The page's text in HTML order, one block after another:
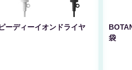
ーディーイオンドライヤ
袋